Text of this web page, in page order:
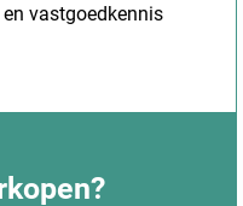
vastgoedkennis